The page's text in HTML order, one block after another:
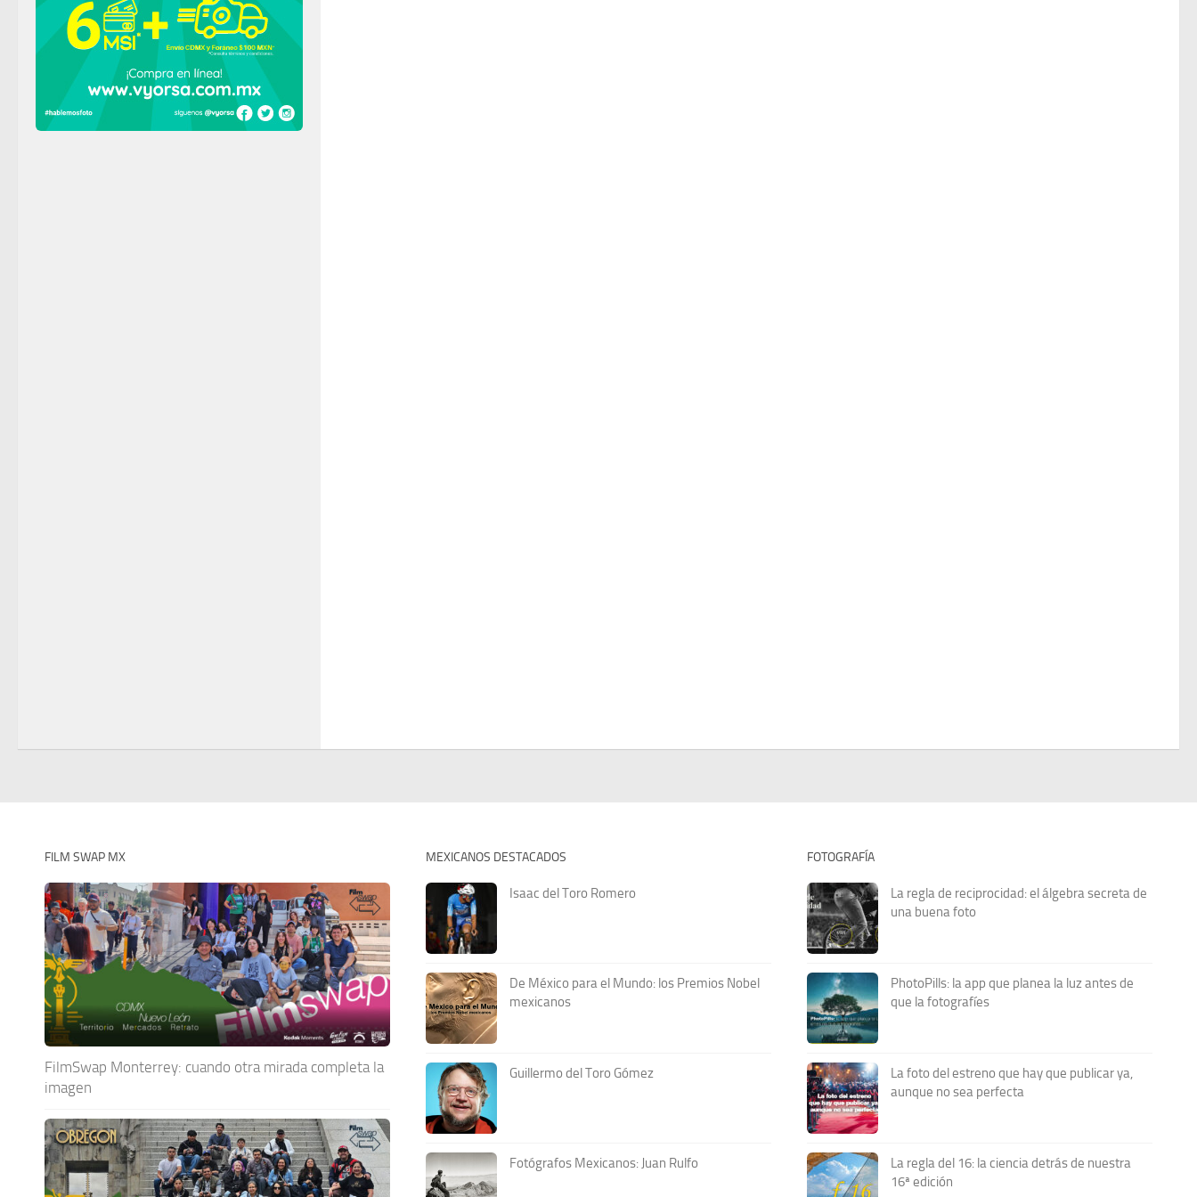
FILM SWAP MX
FilmSwap Monterrey: cuando otra mirada completa la
imagen
MEXICANOS DESTACADOS
Isaac del Toro Romero
De México para el Mundo: los Premios Nobel
mexicanos
Guillermo del Toro Gómez
Fotógrafos Mexicanos: Juan Rulfo
FOTOGRAFÍA
La regla de reciprocidad: el álgebra secreta de
una buena foto
PhotoPills: la app que planea la luz antes de
que la fotografíes
La foto del estreno que hay que publicar ya,
aunque no sea perfecta
La regla del 16: la ciencia detrás de nuestra
16ª edición